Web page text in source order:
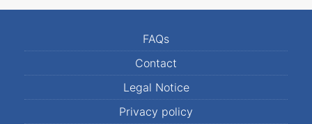
FAQs
Contact
Legal Notice
Privacy policy